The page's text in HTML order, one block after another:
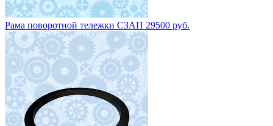
Рама поворотной тележки СЗАП 29500 руб.